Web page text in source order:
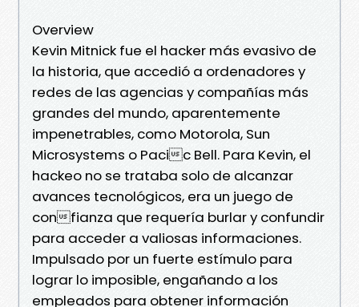
Overview
Kevin Mitnick fue el hacker más evasivo de
la historia, que accedió a ordenadores y
redes de las agencias y compañías más
grandes del mundo, aparentemente
impenetrables, como Motorola, Sun
Microsystems o Pacic Bell. Para Kevin, el
hackeo no se trataba solo de alcanzar
avances tecnológicos, era un juego de
confianza que requería burlar y confundir
para acceder a valiosas informaciones.
Impulsado por un fuerte estímulo para
lograr lo imposible, engañando a los
empleados para obtener información